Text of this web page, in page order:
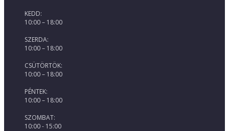
KEDD:
10:00 – 18:00
SZERDA:
10:00 – 18:00
CSÜTÖRTÖK:
10:00 – 18:00
PÉNTEK:
10:00 – 18:00
SZOMBAT:
10:00 - 15:00